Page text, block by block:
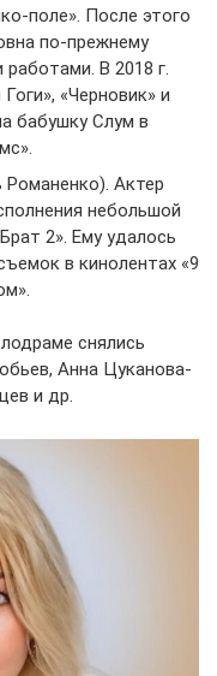
поле». После этого
по-прежнему
В 2018 г.
«Черновик» и
бабушку Слум в
Актер
небольшой
2». Ему удалось
в кинолентах «9
снялись
Анна Цуканова-
и др.